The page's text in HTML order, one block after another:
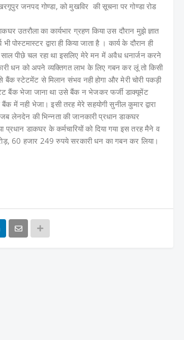
जनपद गोण्डा, को मुखविर की सूचना पर गोण्डा रोड
उतरौला का कार्यभार ग्रहण किया उस दौरान मुझे ज्ञात
द्वारा ही किया जाता है । कार्य के दौरान ही
पीछे चल रहा था इसलिए मेरे मन में अवैध धनार्जन करने
धन को अपने व्यक्तिगत लाभ के लिए गबन कर लूं तो किसी
बैंक स्टेटमेंट से मिलान संभव नही होगा और मेरी चोरी पकड़ी
बैंक भेजा जाना था उसे बैंक न भेजकर फर्जी डाक्यूमेंट
में नही भेजा। इसी तरह मेरे सहयोगी सुनील कुमार द्वारा
लेनदेन की भिन्नता की जानकारी प्रधान डाकघर
डाकघर के कर्मचारियों को दिया गया इस तरह मैने व
60 हजार 249 रुपये सरकारी धन का गबन कर लिया।